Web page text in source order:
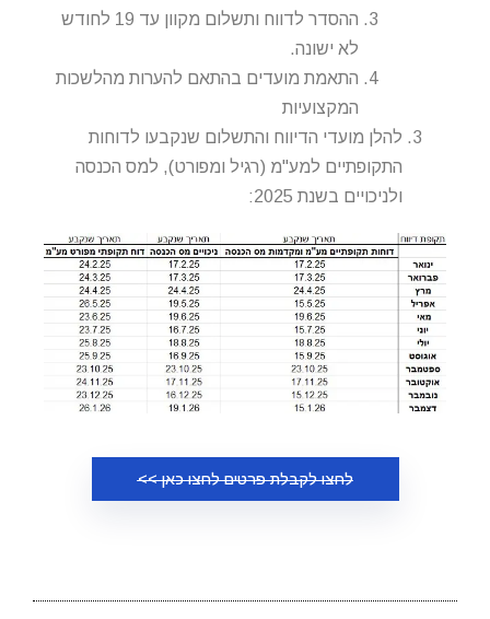
ההסדר לדווח ותשלום מקוון עד 19 לחודש
לא ישונה.
התאמת מועדים בהתאם להערות מהלשכות
המקצועיות
להלן מועדי הדיווח והתשלום שנקבעו לדוחות
התקופתיים למע"מ (רגיל ומפורט), למס הכנסה
ולניכויים בשנת 2025:
לחצו לקבלת פרטים לחצו כאן >>